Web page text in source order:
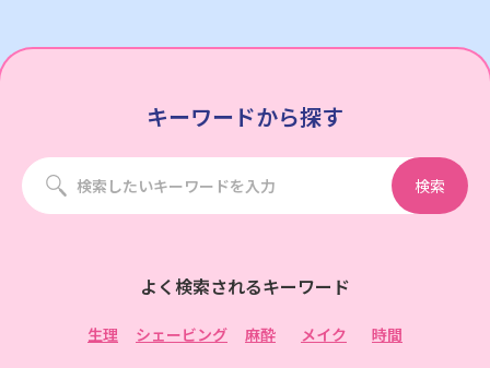
キーワードから探す
検索
よく検索されるキーワード
生理 シェービング 麻酔 メイク 時間